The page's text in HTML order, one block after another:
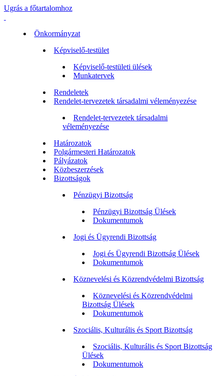
Ugrás a főtartalomhoz
Önkormányzat
Képviselő-testület
Képviselő-testületi ülések
Munkatervek
Rendeletek
Rendelet-tervezetek társadalmi véleményezése
Rendelet-tervezetek társadalmi
véleményezése
Határozatok
Polgármesteri Határozatok
Pályázatok
Közbeszerzések
Bizottságok
Pénzügyi Bizottság
Pénzügyi Bizottság Ülések
Dokumentumok
Jogi és Ügyrendi Bizottság
Jogi és Ügyrendi Bizottság Ülések
Dokumentumok
Köznevelési és Közrendvédelmi Bizottság
Köznevelési és Közrendvédelmi
Bizottság Ülések
Dokumentumok
Szociális, Kulturális és Sport Bizottság
Szociális, Kulturális és Sport Bizottság
Ülések
Dokumentumok